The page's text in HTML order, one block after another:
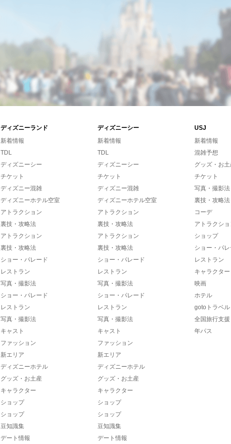
ディズニーランド ディズニーシー
USJ
新着情報
TDL
ディズニーシー
チケット
ディズニー混雑
ディズニーホテル空室
アトラクション
裏技・攻略法
アトラクション
裏技・攻略法
ショー・パレード
レストラン
写真・撮影法
ショー・パレード
レストラン
写真・撮影法
キャスト
ファッション
新エリア
ディズニーホテル
グッズ・お土産
キャラクター
ショップ
ショップ
豆知識集
デート情報
新着情報
TDL
ディズニーシー
チケット
ディズニー混雑
ディズニーホテル空室
アトラクション
裏技・攻略法
アトラクション
裏技・攻略法
ショー・パレード
レストラン
写真・撮影法
ショー・パレード
レストラン
写真・撮影法
キャスト
ファッション
新エリア
ディズニーホテル
グッズ・お土産
キャラクター
ショップ
ショップ
豆知識集
デート情報
新着情報
混雑予想
グッズ・お
チケット
写真・撮影法
裏技・攻略法
コーデ
アトラクシ
ショップ
ショー・パ
レストラン
キャラクター
映画
ホテル
gotoトラベル
全国旅行支援
年パス